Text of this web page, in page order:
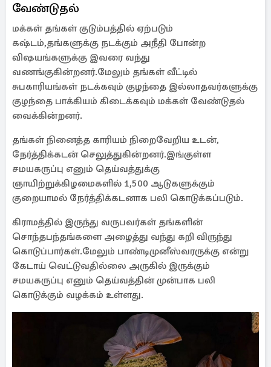
வேண்டுதல்
மக்கள் தங்கள் குடும்பத்தில் ஏற்படும்
கஷ்டம்,தங்களுக்கு நடக்கும் அநீதி போன்ற
விஷயங்களுக்கு இவரை வந்து
வணங்குகின்றனர்.மேலும் தங்கள் வீட்டில்
சுபகாரியங்கள் நடக்கவும் குழந்தை இல்லாதவர்களுக்கு
குழந்தை பாக்கியம் கிடைக்கவும் மக்கள் வேண்டுதல்
வைக்கின்றனர்.
தங்கள் நினைத்த காரியம் நிறைவேறிய உடன்,
நேர்த்திக்கடன் செலுத்துகின்றனர்.இங்குள்ள
சமயகருப்பு எனும் தெய்வத்துக்கு
ஞாயிற்றுக்கிழமைகளில் 1,500 ஆடுகளுக்கும்
குறையாமல் நேர்த்திக்கடனாக பலி கொடுக்கப்படும்.
கிராமத்தில் இருந்து வருபவர்கள் தங்களின்
சொந்தபந்தங்களை அழைத்து வந்து கறி விருந்து
கொடுப்பார்கள்.மேலும் பாண்டிமுனீஸ்வரருக்கு என்று
கேடாய் வெட்டுவதில்லை அருகில் இருக்கும்
சமயகருப்பு எனும் தெய்வத்தின் முன்பாக பலி
கொடுக்கும் வழக்கம் உள்ளது.